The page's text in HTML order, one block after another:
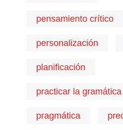
pensamiento crítico
personalización
planificación
practicar la gramática
pragmática